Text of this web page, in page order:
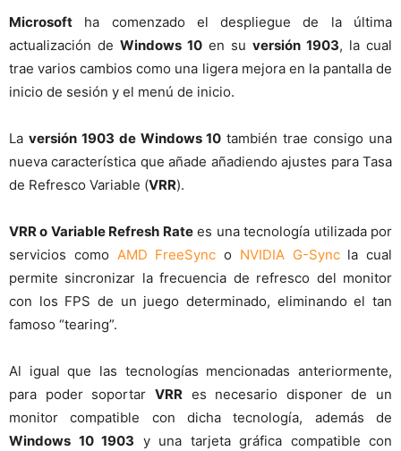
Microsoft ha comenzado el despliegue de la última
actualización de Windows 10 en su versión 1903, la cual
trae varios cambios como una ligera mejora en la pantalla de
inicio de sesión y el menú de inicio.
La versión 1903 de Windows 10 también trae consigo una
nueva característica que añade añadiendo ajustes para Tasa
de Refresco Variable (VRR).
VRR o Variable Refresh Ratees una tecnología utilizada por
servicios como AMD FreeSync o NVIDIA G-Syncla cual
permite sincronizar la frecuencia de refresco del monitor
con los FPS de un juego determinado, eliminando el tan
famoso “tearing”.
Al igual que las tecnologías mencionadas anteriormente,
para poder soportar VRRes necesario disponer de un
monitor compatible con dicha tecnología, además de
Windows 10 1903 y una tarjeta gráfica compatible con